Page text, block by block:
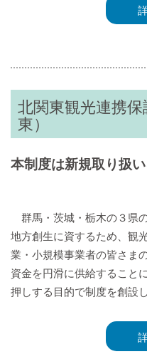
北関東観光連携
東）
本制度は新規取り扱い
群馬・茨城・栃木の３県
地方創生に資するため、観
業・小規模事業者の皆さま
資金を円滑に供給すること
押しする目的で制度を創設し